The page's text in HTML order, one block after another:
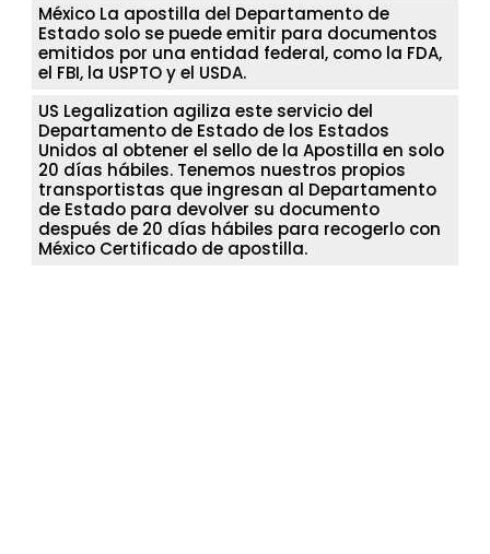
México La apostilla del Departamento de
Estado solo se puede emitir para documentos
emitidos por una entidad federal, como la FDA,
el FBI, la USPTO y el USDA.
US Legalization agiliza este servicio del
Departamento de Estado de los Estados
Unidos al obtener el sello de la Apostilla en solo
20 días hábiles. Tenemos nuestros propios
transportistas que ingresan al Departamento
de Estado para devolver su documento
después de 20 días hábiles para recogerlo con
México Certificado de apostilla.